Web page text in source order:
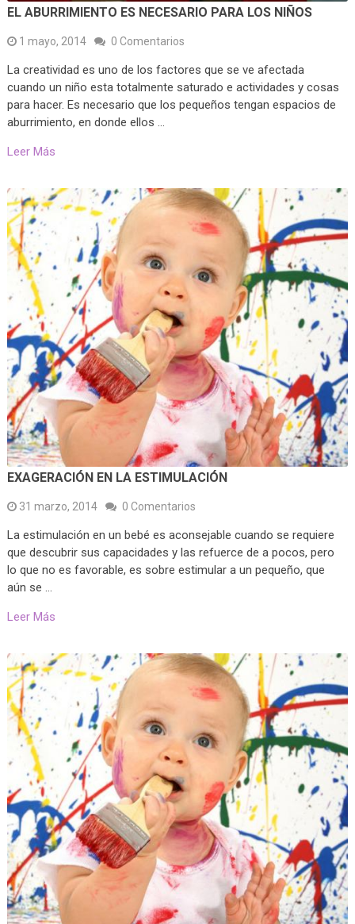
EL ABURRIMIENTO ES NECESARIO PARA LOS NIÑOS
1 mayo, 2014 0 Comentarios
La creatividad es uno de los factores que se ve afectada
cuando un niño esta totalmente saturado e actividades y cosas
para hacer. Es necesario que los pequeños tengan espacios de
aburrimiento, en donde ellos …
Leer Más
EXAGERACIÓN EN LA ESTIMULACIÓN
31 marzo, 2014 0 Comentarios
La estimulación en un bebé es aconsejable cuando se requiere
que descubrir sus capacidades y las refuerce de a pocos, pero
lo que no es favorable, es sobre estimular a un pequeño, que
aún se …
Leer Más